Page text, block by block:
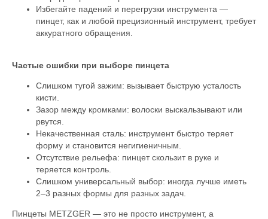
Избегайте падений и перегрузки инструмента —
пинцет, как и любой прецизионный инструмент, требует
аккуратного обращения.
Частые ошибки при выборе пинцета
Слишком тугой зажим: вызывает быструю усталость
кисти.
Зазор между кромками: волоски выскальзывают или
рвутся.
Некачественная сталь: инструмент быстро теряет
форму и становится негигиеничным.
Отсутствие рельефа: пинцет скользит в руке и
теряется контроль.
Слишком универсальный выбор: иногда лучше иметь
2–3 разных формы для разных задач.
Пинцеты METZGER — это не просто инструмент, а